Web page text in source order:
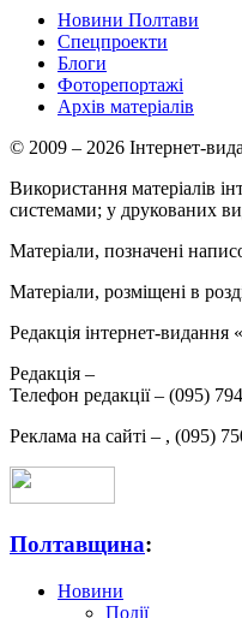
Новини Полтави
Спецпроекти
Блоги
Фоторепортажі
Архів матеріалів
© 2009 – 2026 Інтернет-
Використання матеріалів
системами; у друкованих
Матеріали, позначені
Матеріали, розміщені в
Редакція інтернет-видання
Редакція –
Телефон редакції – (095)
Реклама на сайті – , (095)
Полтавщина:
Новини
Події